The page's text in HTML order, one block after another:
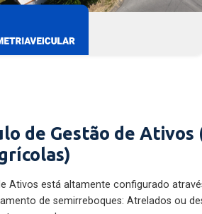
de Gestão de Ativos
Ativos está altamente configurado
de semirreboques: Atrelados ou